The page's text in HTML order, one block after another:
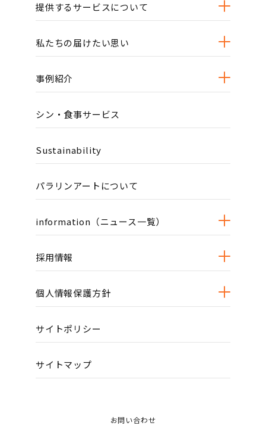
提供するサービスについて
私たちの届けたい思い
事例紹介
シン・食事サービス
Sustainability
パラリンアートについて
information（ニュース一覧）
採用情報
個人情報保護方針
サイトポリシー
サイトマップ
お問い合わせ